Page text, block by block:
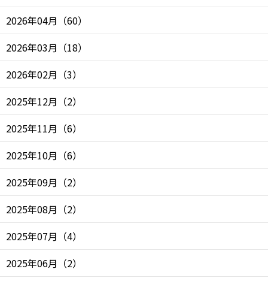
2026年04月 （60）
2026年03月 （18）
2026年02月 （3）
2025年12月 （2）
2025年11月 （6）
2025年10月 （6）
2025年09月 （2）
2025年08月 （2）
2025年07月 （4）
2025年06月 （2）